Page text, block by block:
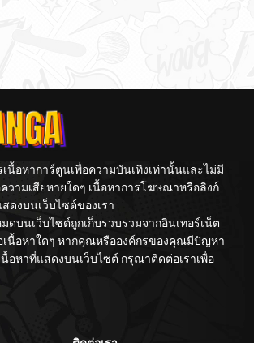
นื้อหาการ์ตูนเพื่อความบันเทิงเท่านั้นและไม่มี
วามเสียหายใดๆ เนื้อหาการโฆษณาหรือลิงก์
ดงบนเว็บไซต์ของเรา
บนเว็บไซต์ถูกเก็บรวบรวมจากอินเทอร์เน็ต
เนื้อหาใดๆ หากคุณหรือองค์กรของคุณมีปัญหา
นื้อหาที่แสดงบนเว็บไซต์ กรุณาติดต่อเราเพื่อ